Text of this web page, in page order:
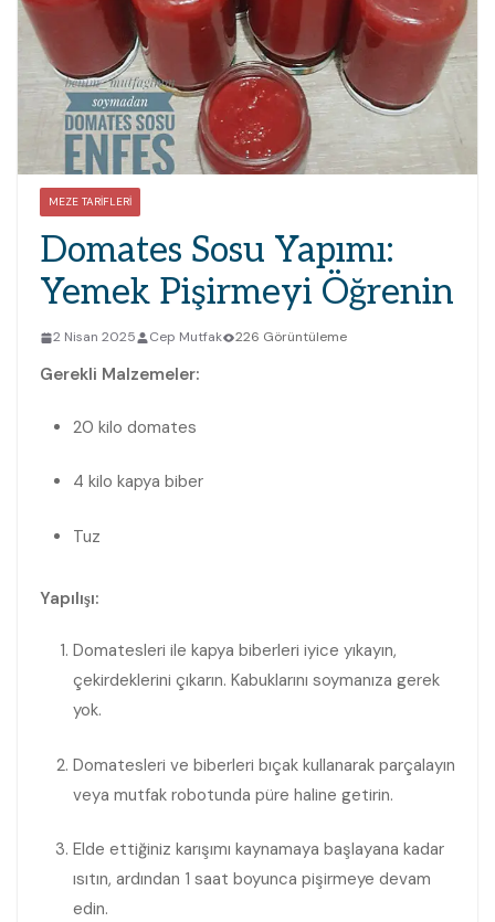
MEZE TARIFLERI
Domates Sosu Yapımı:
Yemek Pişirmeyi Öğrenin
2 Nisan 2025 Cep Mutfak 226 Görüntüleme
Gerekli Malzemeler:
20 kilo domates
4 kilo kapya biber
Tuz
Yapılışı:
Domatesleri ile kapya biberleri iyice yıkayın,
çekirdeklerini çıkarın. Kabuklarını soymanıza gerek
yok.
Domatesleri ve biberleri bıçak kullanarak parçalayın
veya mutfak robotunda püre haline getirin.
Elde ettiğiniz karışımı kaynamaya başlayana kadar
ısıtın, ardından 1 saat boyunca pişirmeye devam
edin.